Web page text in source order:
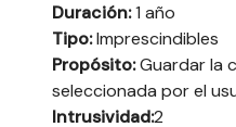
Duración:1 año
Tipo:Imprescindibles
Propósito:Guardar la
seleccionada por el
Intrusividad:2